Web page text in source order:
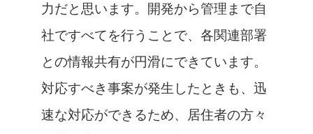
力だと思います。開発から管理まで自
社ですべてを行うことで、各関連部署
との情報共有が円滑にできています。
対応すべき事案が発生したときも、迅
速な対応ができるため、居住者の方々